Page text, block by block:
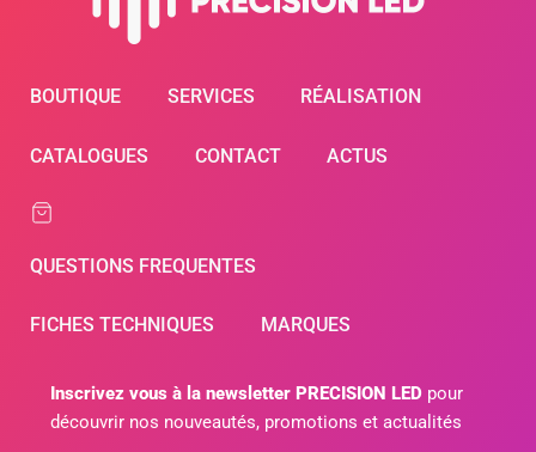
BOUTIQUE SERVICES RÉALISATION
CATALOGUES CONTACT ACTUS
QUESTIONS FREQUENTES
FICHES TECHNIQUES MARQUES
Inscrivez vous à la newsletter PRECISION LEDpour
découvrir nos nouveautés, promotions et actualités